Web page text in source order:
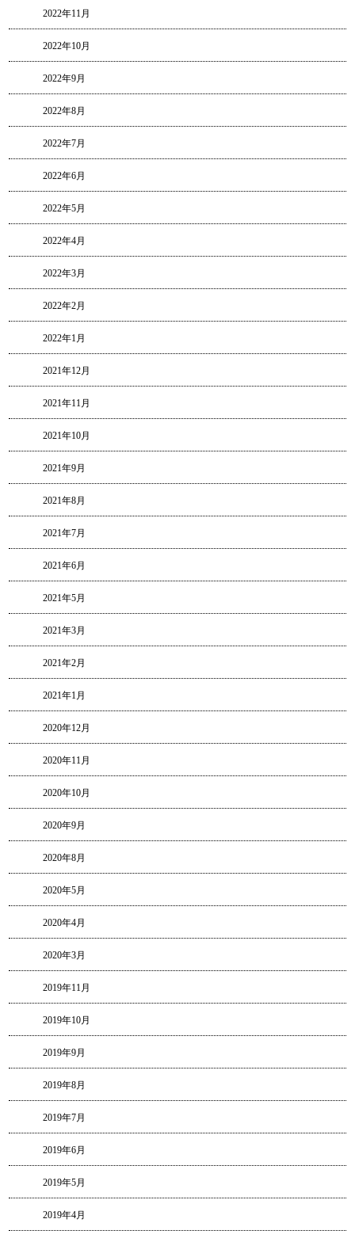
2022年11月
2022年10月
2022年9月
2022年8月
2022年7月
2022年6月
2022年5月
2022年4月
2022年3月
2022年2月
2022年1月
2021年12月
2021年11月
2021年10月
2021年9月
2021年8月
2021年7月
2021年6月
2021年5月
2021年3月
2021年2月
2021年1月
2020年12月
2020年11月
2020年10月
2020年9月
2020年8月
2020年5月
2020年4月
2020年3月
2019年11月
2019年10月
2019年9月
2019年8月
2019年7月
2019年6月
2019年5月
2019年4月